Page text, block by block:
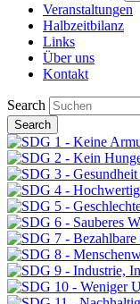
Veranstaltungen
Halbzeitbilanz
Links
Über uns
Kontakt
Search